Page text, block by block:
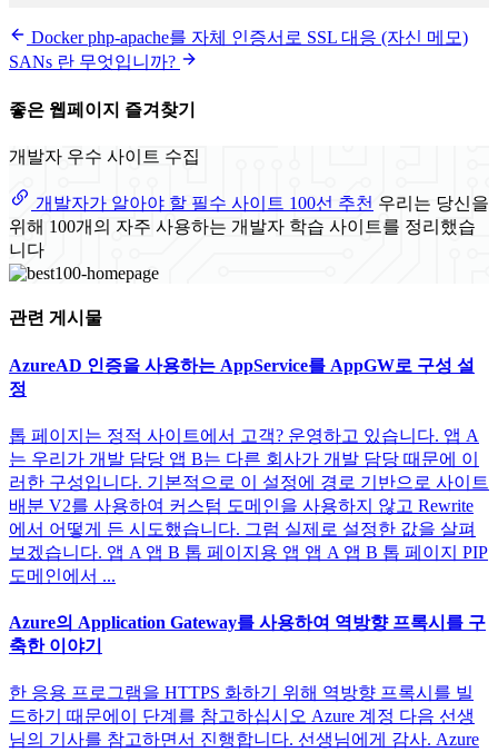
Docker php-apache를 자체 인증서로 SSL 대응 (자신 메모)
SANs 란 무엇입니까?
좋은 웹페이지 즐겨찾기
개발자 우수 사이트 수집
개발자가 알아야 할 필수 사이트 100선 추천 우리는 당신을
위해 100개의 자주 사용하는 개발자 학습 사이트를 정리했습
니다
관련 게시물
AzureAD 인증을 사용하는 AppService를 AppGW로 구성 설
정
톱 페이지는 정적 사이트에서 고객? 운영하고 있습니다. 앱 A
는 우리가 개발 담당 앱 B는 다른 회사가 개발 담당 때문에 이
러한 구성입니다. 기본적으로 이 설정에 경로 기반으로 사이트
배분 V2를 사용하여 커스텀 도메인을 사용하지 않고 Rewrite
에서 어떻게 든 시도했습니다. 그럼 실제로 설정한 값을 살펴
보겠습니다. 앱 A 앱 B 톱 페이지용 앱 앱 A 앱 B 톱 페이지 PIP
도메인에서 ...
Azure의 Application Gateway를 사용하여 역방향 프록시를 구
축한 이야기
한 응용 프로그램을 HTTPS 화하기 위해 역방향 프록시를 빌
드하기 때문에이 단계를 참고하십시오 Azure 계정 다음 선생
님의 기사를 참고하면서 진행합니다. 선생님에게 감사. Azure